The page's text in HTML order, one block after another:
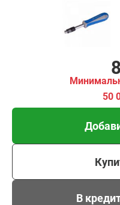
50
В
В кредит от 29 руб/